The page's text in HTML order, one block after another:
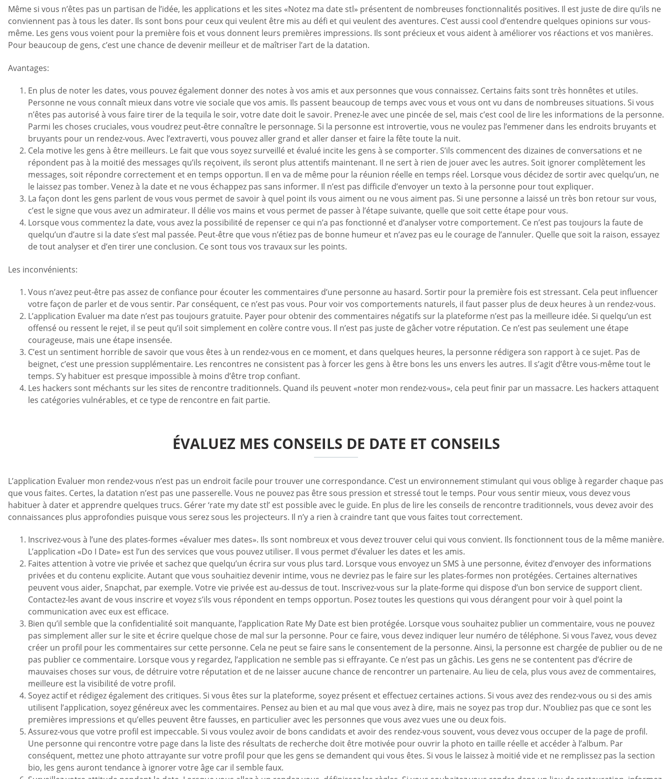
Même si vous n’êtes pas un partisan de l’idée, les applications et les sites «Notez ma date stl» présentent de nombreuses fonctionnalités positives. Il est juste de dire qu’ils ne
conviennent pas à tous les dater. Ils sont bons pour ceux qui veulent être mis au défi et qui veulent des aventures. C’est aussi cool d’entendre quelques opinions sur vous-
même. Les gens vous voient pour la première fois et vous donnent leurs premières impressions. Ils sont précieux et vous aident à améliorer vos réactions et vos manières.
Pour beaucoup de gens, c’est une chance de devenir meilleur et de maîtriser l’art de la datation.
Avantages:
En plus de noter les dates, vous pouvez également donner des notes à vos amis et aux personnes que vous connaissez. Certains faits sont très honnêtes et utiles.
Personne ne vous connaît mieux dans votre vie sociale que vos amis. Ils passent beaucoup de temps avec vous et vous ont vu dans de nombreuses situations. Si vous
n’êtes pas autorisé à vous faire tirer de la tequila le soir, votre date doit le savoir. Prenez-le avec une pincée de sel, mais c’est cool de lire les informations de la personne.
Parmi les choses cruciales, vous voudrez peut-être connaître le personnage. Si la personne est introvertie, vous ne voulez pas l’emmener dans les endroits bruyants et
bruyants pour un rendez-vous. Avec l’extraverti, vous pouvez aller grand et aller danser et faire la fête toute la nuit.
Cela motive les gens à être meilleurs. Le fait que vous soyez surveillé et évalué incite les gens à se comporter. S’ils commencent des dizaines de conversations et ne
répondent pas à la moitié des messages qu’ils reçoivent, ils seront plus attentifs maintenant. Il ne sert à rien de jouer avec les autres. Soit ignorer complètement les
messages, soit répondre correctement et en temps opportun. Il en va de même pour la réunion réelle en temps réel. Lorsque vous décidez de sortir avec quelqu’un, ne
le laissez pas tomber. Venez à la date et ne vous échappez pas sans informer. Il n’est pas difficile d’envoyer un texto à la personne pour tout expliquer.
La façon dont les gens parlent de vous vous permet de savoir à quel point ils vous aiment ou ne vous aiment pas. Si une personne a laissé un très bon retour sur vous,
c’est le signe que vous avez un admirateur. Il délie vos mains et vous permet de passer à l’étape suivante, quelle que soit cette étape pour vous.
Lorsque vous commentez la date, vous avez la possibilité de repenser ce qui n’a pas fonctionné et d’analyser votre comportement. Ce n’est pas toujours la faute de
quelqu’un d’autre si la date s’est mal passée. Peut-être que vous n’étiez pas de bonne humeur et n’avez pas eu le courage de l’annuler. Quelle que soit la raison, essayez
de tout analyser et d’en tirer une conclusion. Ce sont tous vos travaux sur les points.
Les inconvénients:
Vous n’avez peut-être pas assez de confiance pour écouter les commentaires d’une personne au hasard. Sortir pour la première fois est stressant. Cela peut influencer
votre façon de parler et de vous sentir. Par conséquent, ce n’est pas vous. Pour voir vos comportements naturels, il faut passer plus de deux heures à un rendez-vous.
L’application Evaluer ma date n’est pas toujours gratuite. Payer pour obtenir des commentaires négatifs sur la plateforme n’est pas la meilleure idée. Si quelqu’un est
offensé ou ressent le rejet, il se peut qu’il soit simplement en colère contre vous. Il n’est pas juste de gâcher votre réputation. Ce n’est pas seulement une étape
courageuse, mais une étape insensée.
C’est un sentiment horrible de savoir que vous êtes à un rendez-vous en ce moment, et dans quelques heures, la personne rédigera son rapport à ce sujet. Pas de
beignet, c’est une pression supplémentaire. Les rencontres ne consistent pas à forcer les gens à être bons les uns envers les autres. Il s’agit d’être vous-même tout le
temps. S’y habituer est presque impossible à moins d’être trop confiant.
Les hackers sont méchants sur les sites de rencontre traditionnels. Quand ils peuvent «noter mon rendez-vous», cela peut finir par un massacre. Les hackers attaquent
les catégories vulnérables, et ce type de rencontre en fait partie.
ÉVALUEZ MES CONSEILS DE DATE ET CONSEILS
L’application Evaluer mon rendez-vous n’est pas un endroit facile pour trouver une correspondance. C’est un environnement stimulant qui vous oblige à regarder chaque pas
que vous faites. Certes, la datation n’est pas une passerelle. Vous ne pouvez pas être sous pression et stressé tout le temps. Pour vous sentir mieux, vous devez vous
habituer à dater et apprendre quelques trucs. Gérer ‘rate my date stl’ est possible avec le guide. En plus de lire les conseils de rencontre traditionnels, vous devez avoir des
connaissances plus approfondies puisque vous serez sous les projecteurs. Il n’y a rien à craindre tant que vous faites tout correctement.
Inscrivez-vous à l’une des plates-formes «évaluer mes dates». Ils sont nombreux et vous devez trouver celui qui vous convient. Ils fonctionnent tous de la même manière.
L’application «Do I Date» est l’un des services que vous pouvez utiliser. Il vous permet d’évaluer les dates et les amis.
Faites attention à votre vie privée et sachez que quelqu’un écrira sur vous plus tard. Lorsque vous envoyez un SMS à une personne, évitez d’envoyer des informations
privées et du contenu explicite. Autant que vous souhaitiez devenir intime, vous ne devriez pas le faire sur les plates-formes non protégées. Certaines alternatives
peuvent vous aider, Snapchat, par exemple. Votre vie privée est au-dessus de tout. Inscrivez-vous sur la plate-forme qui dispose d’un bon service de support client.
Contactez-les avant de vous inscrire et voyez s’ils vous répondent en temps opportun. Posez toutes les questions qui vous dérangent pour voir à quel point la
communication avec eux est efficace.
Bien qu’il semble que la confidentialité soit manquante, l’application Rate My Date est bien protégée. Lorsque vous souhaitez publier un commentaire, vous ne pouvez
pas simplement aller sur le site et écrire quelque chose de mal sur la personne. Pour ce faire, vous devez indiquer leur numéro de téléphone. Si vous l’avez, vous devez
créer un profil pour les commentaires sur cette personne. Cela ne peut se faire sans le consentement de la personne. Ainsi, la personne est chargée de publier ou de ne
pas publier ce commentaire. Lorsque vous y regardez, l’application ne semble pas si effrayante. Ce n’est pas un gâchis. Les gens ne se contentent pas d’écrire de
mauvaises choses sur vous, de détruire votre réputation et de ne laisser aucune chance de rencontrer un partenaire. Au lieu de cela, plus vous avez de commentaires,
meilleure est la visibilité de votre profil.
Soyez actif et rédigez également des critiques. Si vous êtes sur la plateforme, soyez présent et effectuez certaines actions. Si vous avez des rendez-vous ou si des amis
utilisent l’application, soyez généreux avec les commentaires. Pensez au bien et au mal que vous avez à dire, mais ne soyez pas trop dur. N’oubliez pas que ce sont les
premières impressions et qu’elles peuvent être fausses, en particulier avec les personnes que vous avez vues une ou deux fois.
Assurez-vous que votre profil est impeccable. Si vous voulez avoir de bons candidats et avoir des rendez-vous souvent, vous devez vous occuper de la page de profil.
Une personne qui rencontre votre page dans la liste des résultats de recherche doit être motivée pour ouvrir la photo en taille réelle et accéder à l’album. Par
conséquent, mettez une photo attrayante sur votre profil pour que les gens se demandent qui vous êtes. Si vous le laissez à moitié vide et ne remplissez pas la section
bio, les gens auront tendance à ignorer votre âge car il semble faux.